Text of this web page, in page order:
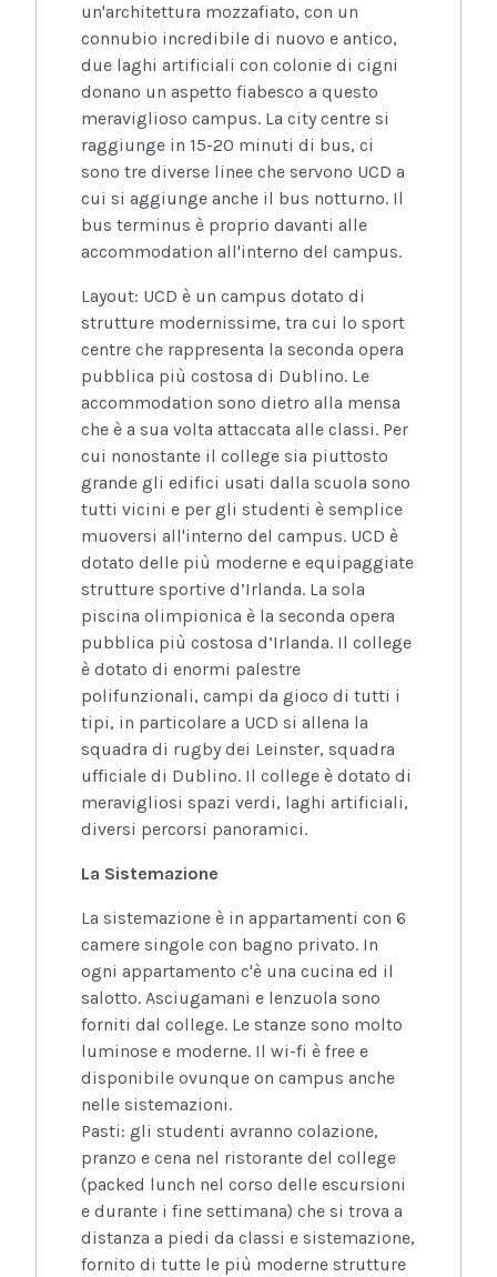
un'architettura mozzafiato, con un
connubio incredibile di nuovo e antico,
due laghi artificiali con colonie di cigni
donano un aspetto fiabesco a questo
meraviglioso campus. La city centre si
raggiunge in 15-20 minuti di bus, ci
sono tre diverse linee che servono UCD a
cui si aggiunge anche il bus notturno. Il
bus terminus è proprio davanti alle
accommodation all'interno del campus.
Layout: UCD è un campus dotato di
strutture modernissime, tra cui lo sport
centre che rappresenta la seconda opera
pubblica più costosa di Dublino. Le
accommodation sono dietro alla mensa
che è a sua volta attaccata alle classi. Per
cui nonostante il college sia piuttosto
grande gli edifici usati dalla scuola sono
tutti vicini e per gli studenti è semplice
muoversi all'interno del campus. UCD è
dotato delle più moderne e equipaggiate
strutture sportive d’Irlanda. La sola
piscina olimpionica è la seconda opera
pubblica più costosa d’Irlanda. Il college
è dotato di enormi palestre
polifunzionali, campi da gioco di tutti i
tipi, in particolare a UCD si allena la
squadra di rugby dei Leinster, squadra
ufficiale di Dublino. Il college è dotato di
meravigliosi spazi verdi, laghi artificiali,
diversi percorsi panoramici.
La Sistemazione
La sistemazione è in appartamenti con 6
camere singole con bagno privato. In
ogni appartamento c'è una cucina ed il
salotto. Asciugamani e lenzuola sono
forniti dal college. Le stanze sono molto
luminose e moderne. Il wi-fi è free e
disponibile ovunque on campus anche
nelle sistemazioni.
Pasti: gli studenti avranno colazione,
pranzo e cena nel ristorante del college
(packed lunch nel corso delle escursioni
e durante i fine settimana) che si trova a
distanza a piedi da classi e sistemazione,
fornito di tutte le più moderne strutture